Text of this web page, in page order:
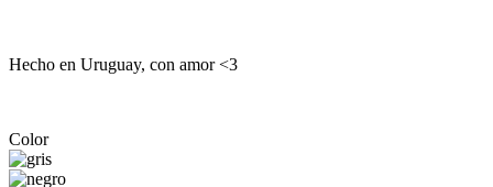
Hecho en Uruguay, con amor <3
Color